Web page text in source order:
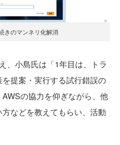
きのマンネリ化解消
、小島氏は「1年目は、トラ
提案・実行する試行錯誤の
の協力を仰ぎながら、他
などを教えてもらい、活動